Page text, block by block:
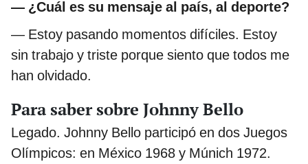
— ¿Cuál es su mensaje al país, al deporte?
— Estoy pasando momentos difíciles. Estoy
sin trabajo y triste porque siento que todos me
han olvidado.
Para saber sobre Johnny Bello
Legado. Johnny Bello participó en dos Juegos
Olímpicos: en México 1968 y Múnich 1972.